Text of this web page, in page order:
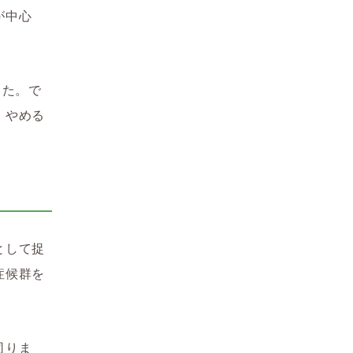
中心
。で
める
て捉
候群を
ま